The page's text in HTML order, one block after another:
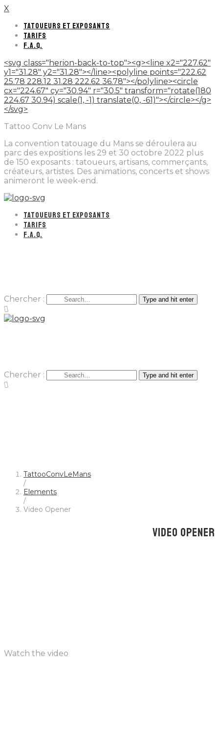
X
TATOUEURS ET EXPOSANTS
TARIFS
F.A.Q.
<svg class="herion-back-to-top"><g><line x2="227.62"
y1="31.28" y2="31.28"></line><polyline points="222.62
25.78 228.12 31.28 222.62 36.78"></polyline><circle
cx="224.67" cy="30.94" r="30.5" transform="rotate(180
224.67 30.94) scale(1, -1) translate(0, -61)"></circle></g>
</svg>
Tattoo Conv Le Mans
La convention tatouage du Mans se déroulera au
parc des expositions les 29 et 30 octobre 2022 plus
de 150 exposants : tatoueurs, artisans, commerçants,
créateurs, artistes. Des animations, concerts et shows
animeront le week-end.
TATOUEURS ET EXPOSANTS
TARIFS
F.A.Q.
Chercher : Type and hit enter
Chercher : Type and hit enter
TattooConvLeMans
/
Elements
/
Video Opener
VIDEO OPENER
Watch the video